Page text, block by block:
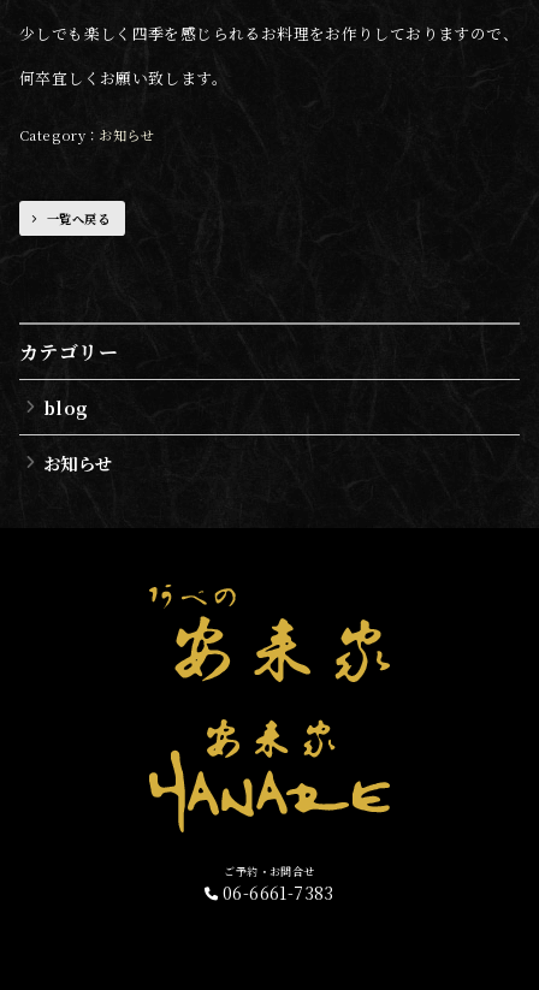
少しでも楽しく四季を感じられるお料理をお作りしておりますので、
何卒宜しくお願い致します。
お知らせ
一覧へ戻る
カテゴリー
blog
お知らせ
06-6661-7383
ご予約・お問合せ